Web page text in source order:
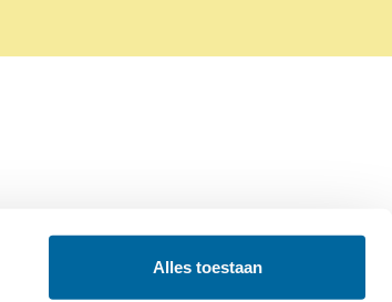
Alles toestaan
Colofon